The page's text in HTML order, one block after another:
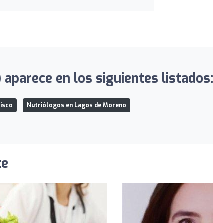
en los siguientes listados:
Nutriólogos en Lagos de Moreno